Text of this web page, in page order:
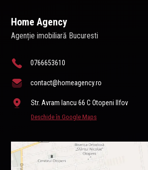
Home Agency
Agenție imobiliară Bucuresti
0766653610
contact@homeagency.ro
Str. Avram Iancu 66 C Otopeni Ilfov
Deschide în Google Maps